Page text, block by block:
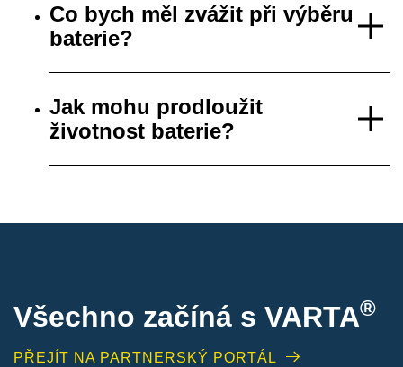
Co bych měl zvážit při výběru
baterie?
Jak mohu prodloužit
životnost baterie?
Všechno začíná s VARTA®
PŘEJÍT NA PARTNERSKÝ PORTÁL